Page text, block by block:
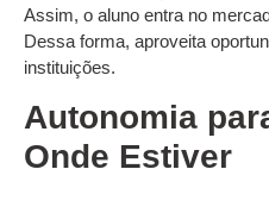
Assim, o aluno entra no
Dessa forma, aproveita
instituições.
Autonomia
Onde Estiver